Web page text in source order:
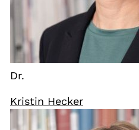
Dr.
Kristin Hecker